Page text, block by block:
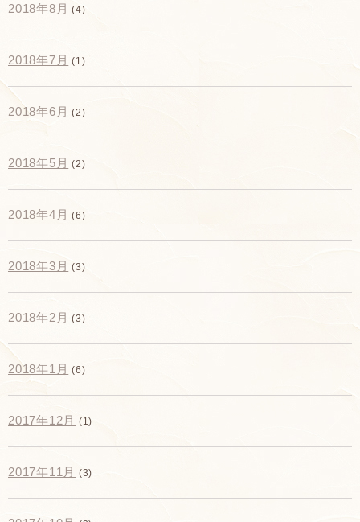
2018年8月 (4)
2018年7月 (1)
2018年6月 (2)
2018年5月 (2)
2018年4月 (6)
2018年3月 (3)
2018年2月 (3)
2018年1月 (6)
2017年12月 (1)
2017年11月 (3)